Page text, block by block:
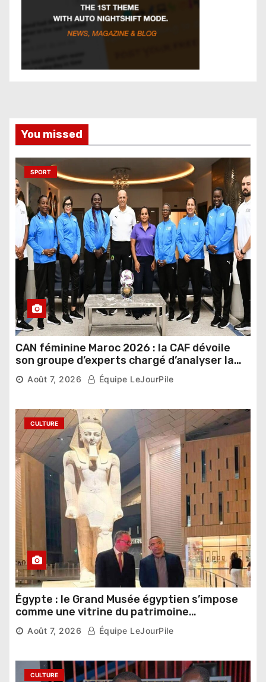
You missed
SPORT
CAN féminine Maroc 2026 : la CAF dévoile
son groupe d’experts chargé d’analyser la
compétition
Août 7, 2026 Équipe LeJourPile
CULTURE
Égypte : le Grand Musée égyptien s’impose
comme une vitrine du patrimoine
pharaonique auprès des dirigeants
étrangers
Août 7, 2026 Équipe LeJourPile
CULTURE